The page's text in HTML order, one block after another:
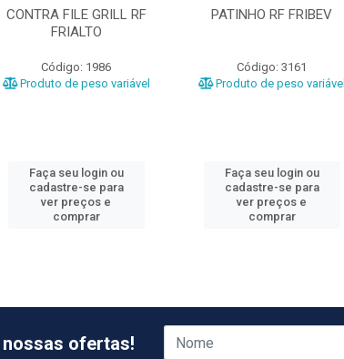
CONTRA FILE GRILL RF
FRIALTO
Código: 1986
Produto de peso variável
Faça seu login ou
cadastre-se para
ver preços e
comprar
PATINHO RF FRIBEV
Código: 3161
Produto de peso variável
Faça seu login ou
cadastre-se para
ver preços e
comprar
ofertas!